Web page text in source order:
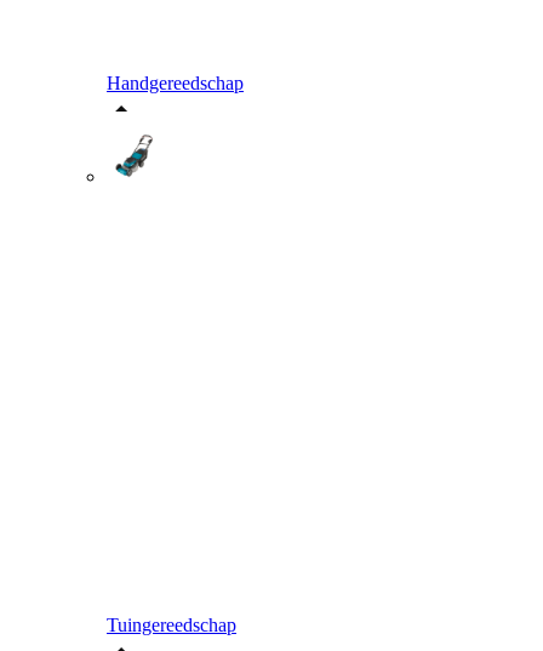
Handgereedschap
Tuingereedschap